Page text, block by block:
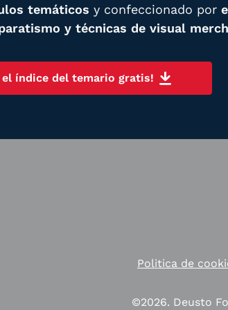
temáticos y confeccionado por
y técnicas de visual
el índice del temario gratis!
Politica de
©2026. Deusto